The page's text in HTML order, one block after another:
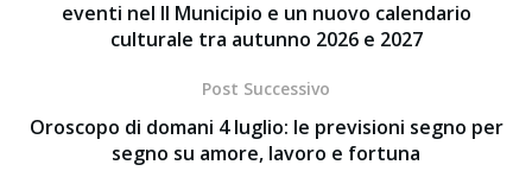
eventi nel II Municipio e un nuovo calendario
culturale tra autunno 2026 e 2027
Post Successivo
Oroscopo di domani 4 luglio: le previsioni segno per
segno su amore, lavoro e fortuna